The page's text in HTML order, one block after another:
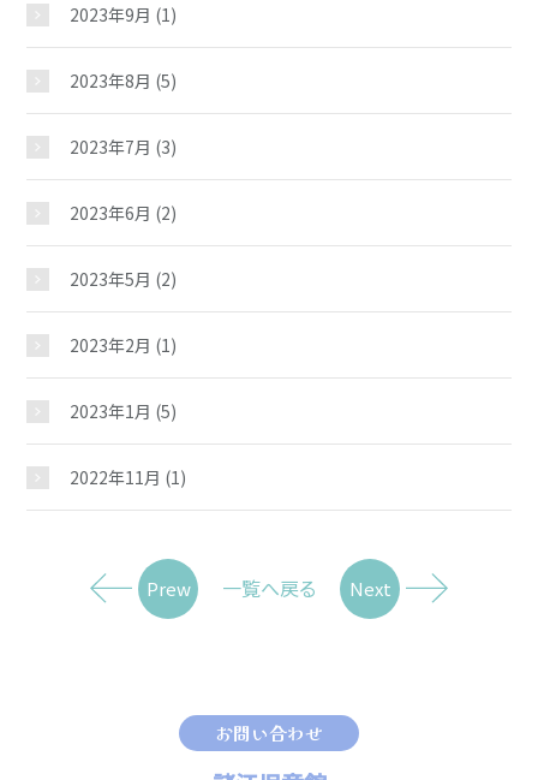
児童クラブ
2023年9月 (1)
2023年8月 (5)
2023年7月 (3)
2023年6月 (2)
2023年5月 (2)
2023年2月 (1)
2023年1月 (5)
2022年11月 (1)
Prew 一覧へ戻る Next
お問い合わせ